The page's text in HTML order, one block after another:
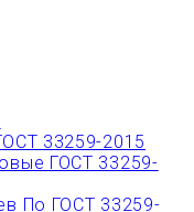
33259-2015
ГОСТ 33259-
По ГОСТ 33259-